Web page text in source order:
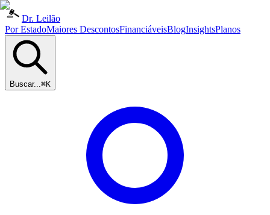
Dr. Leilão
Por EstadoMaiores DescontosFinanciáveisBlogInsightsPlanos
Buscar...⌘K